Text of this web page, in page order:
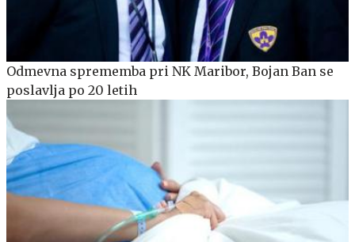
Odmevna sprememba pri NK Maribor, Bojan Ban se
poslavlja po 20 letih